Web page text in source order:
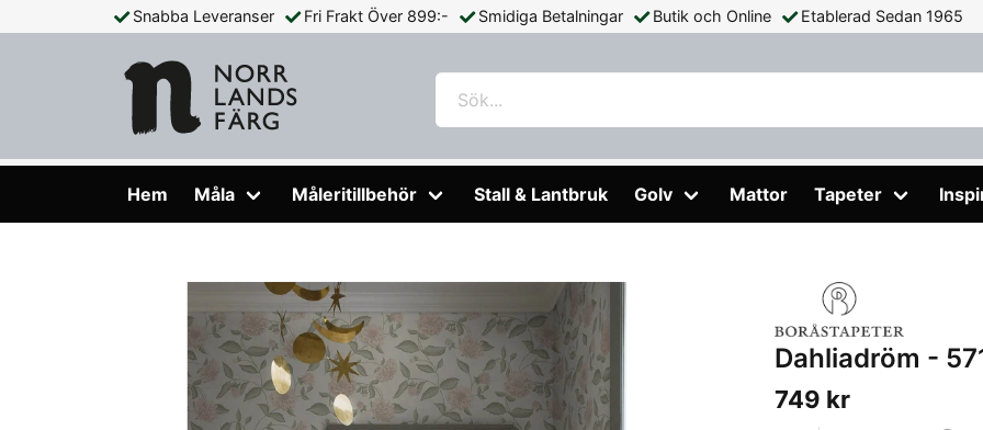
Snabba Leveranser Fri Frakt Över 899:- Smidiga Betalningar Butik och Online Etablerad Sedan 1965
Hem Måla Måleritillbehör Stall & Lantbruk Golv Mattor Tapeter
Dahliadröm -
749 kr